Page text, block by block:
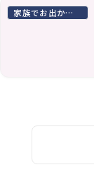
家族でお出かけスポット